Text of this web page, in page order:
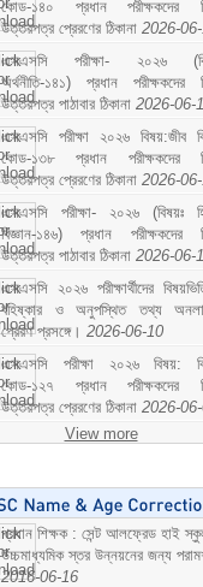
কোড-১৪০ প্রধান পরীক্ষকদের
উত্তরপত্র প্রেরণের ঠিকানা 2026-
এসএসসি পরীক্ষা- ২০২৬
অর্থনীতি-১৪১) প্রধান পরীক্ষকদের
উত্তরপত্র পাঠাবার ঠিকানা 2026-06-
এসএসসি পরীক্ষা ২০২৬ বিষয়:জীব
কোড-১৩৮ প্রধান পরীক্ষকদের
উত্তরপত্র প্রেরণের ঠিকানা 2026-
এসএসসি পরীক্ষা- ২০২৬ (বিষয়ঃ
বিজ্ঞান-১৪৬) প্রধান পরীক্ষকদের
উত্তরপত্র পাঠাবার ঠিকানা 2026-06-
এসএসসি ২০২৬ পরীক্ষার্থীদের
বহিষ্কার ও অনুপস্থিত তথ্য
প্রেরণ প্রসঙ্গে। 2026-06-10
এসএসসি পরীক্ষা ২০২৬ বিষয়:
কোড-১২৭ প্রধান পরীক্ষকদের
উত্তরপত্র প্রেরণের ঠিকানা 2026-
View more
প্রধান শিক্ষক : সেন্ট আলফ্রেড হাই
উচ্চমাধ্যমিক স্তর উন্নয়নের জন্য
2016-06-16